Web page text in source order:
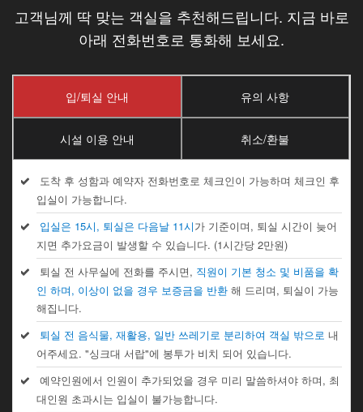
고객님께 딱 맞는 객실을 추천해드립니다. 지금 바로
아래 전화번호로 통화해 보세요.
입/퇴실 안내 유의 사항
시설 이용 안내 취소/환불
도착 후 성함과 예약자 전화번호로 체크인이 가능하며 체크인 후
입실이 가능합니다.
입실은 15시, 퇴실은 다음날 11시가 기준이며, 퇴실 시간이 늦어
지면 추가요금이 발생할 수 있습니다. (1시간당 2만원)
퇴실 전 사무실에 전화를 주시면, 직원이 기본 청소 및 비품을 확
인 하며, 이상이 없을 경우 보증금을 반환해 드리며, 퇴실이 가능
해집니다.
퇴실 전 음식물, 재활용, 일반 쓰레기로 분리하여 객실 밖으로 내
어주세요. "싱크대 서랍"에 봉투가 비치 되어 있습니다.
예약인원에서 인원이 추가되었을 경우 미리 말씀하셔야 하며, 최
대인원 초과시는 입실이 불가능합니다.